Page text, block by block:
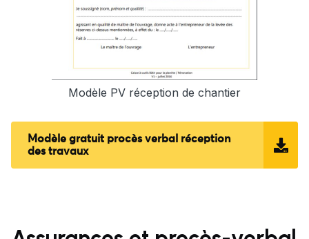
Modèle PV réception de chantier
Modèle gratuit procès verbal réception
des travaux